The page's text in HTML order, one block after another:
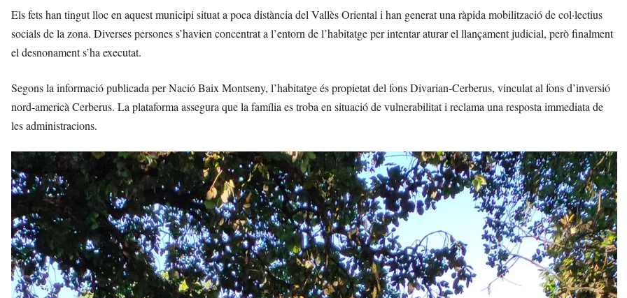
Els fets han tingut lloc en aquest municipi situat a poca distància del Vallès Oriental i han generat una ràpida mobilització de col·lectius
socials de la zona. Diverses persones s’havien concentrat a l’entorn de l’habitatge per intentar aturar el llançament judicial, però finalment
el desnonament s’ha executat.
Segons la informació publicada per Nació Baix Montseny, l’habitatge és propietat del fons Divarian-Cerberus, vinculat al fons d’inversió
nord-americà Cerberus. La plataforma assegura que la família es troba en situació de vulnerabilitat i reclama una resposta immediata de
les administracions.